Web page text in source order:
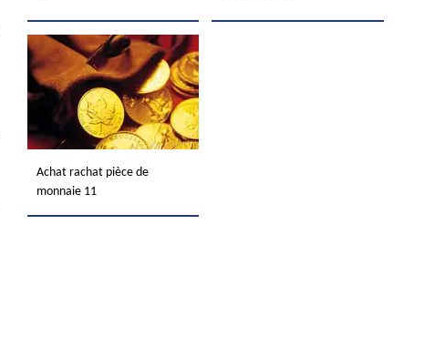
Achat rachat pièce de
monnaie 11